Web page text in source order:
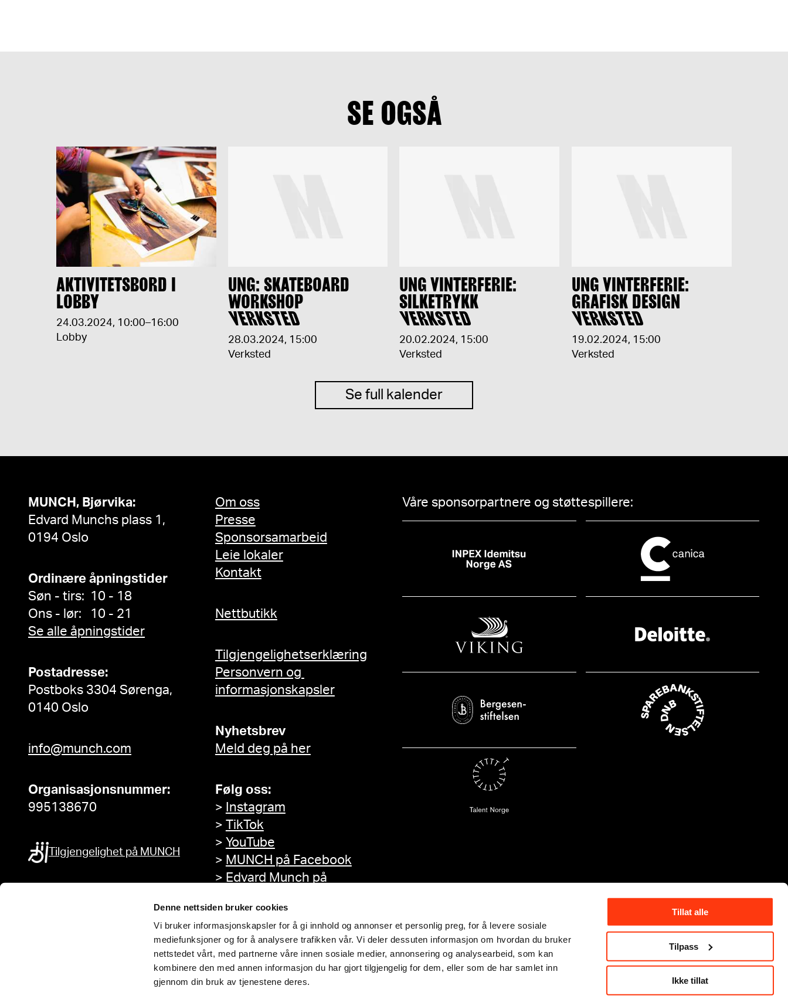
Denne nettsiden bruker cookies
Vi bruker informasjonskapsler for å gi innhold og annonser et personlig preg, for å levere sosiale
mediefunksjoner og for å analysere trafikken vår. Vi deler dessuten informasjon om hvordan du bruker
nettstedet vårt, med partnerne våre innen sosiale medier, annonsering og analysearbeid, som kan
kombinere den med annen informasjon du har gjort tilgjengelig for dem, eller som de har samlet inn
gjennom din bruk av tjenestene deres.
Tillat alle
Tilpass
Ikke tillat
SE OGSÅ
AKTIVITETSBORD I
LOBBY
24.03.2024, 10:00–16:00
Lobby
UNG: SKATEBOARD
WORKSHOP
VERKSTED
28.03.2024, 15:00
Verksted
UNG VINTERFERIE:
SILKETRYKK
VERKSTED
20.02.2024, 15:00
Verksted
UNG VINTERFERIE:
GRAFISK DESIGN
VERKSTED
19.02.2024, 15:00
Verksted
Se full kalender
MUNCH, Bjørvika:
Edvard Munchs plass 1,
0194 Oslo
Ordinære åpningstider
Søn - tirs: 10 - 18
Ons - lør: 10 - 21
Se alle åpningstider
Postadresse:
Postboks 3304 Sørenga,
0140 Oslo
info@munch.com
Organisasjonsnummer:
995138670
Tilgjengelighet på MUNCH
Om oss
Presse
Sponsorsamarbeid
Leie lokaler
Kontakt
Nettbutikk
Tilgjengelighetserklæring
Personvern og
informasjonskapsler
Nyhetsbrev
Meld deg på her
Følg oss:
> Instagram
> TikTok
> YouTube
> MUNCH på Facebook
> Edvard Munch på
Våre sponsorpartnere og støttespillere: